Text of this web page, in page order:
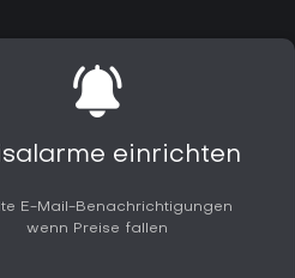
einrichten
E-Mail-Benachrichtigungen
wenn Preise fallen